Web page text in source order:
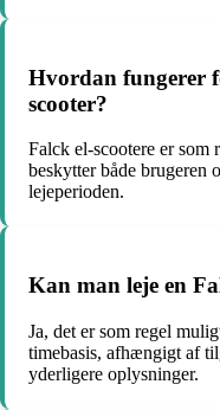
Hvordan fungerer
scooter?
Falck el-scootere er
beskytter både brugeren
lejeperioden.
Kan man leje en
Ja, det er som regel
timebasis, afhængigt af
yderligere oplysninger.